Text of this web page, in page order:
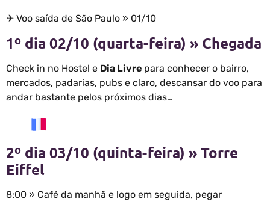
✈ Voo saída de São Paulo » 01/10
1º dia 02/10 (quarta-feira) » Chegada
Check in no Hostel e Dia Livre para conhecer o bairro,
mercados, padarias, pubs e claro, descansar do voo para
andar bastante pelos próximos dias…
2º dia 03/10 (quinta-feira) » Torre
Eiffel
8:00 » Café da manhã e logo em seguida, pegar